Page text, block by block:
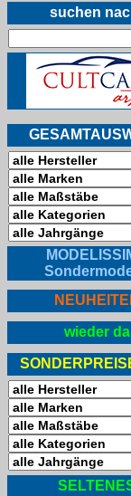
suchen
wieder da